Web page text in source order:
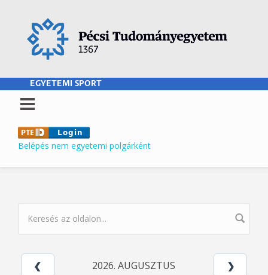
EGYETEMI SPORT
Belépés nem egyetemi polgárként
KERESÉS ŰRLAP
2026. AUGUSZTUS